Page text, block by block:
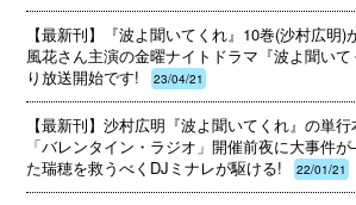
【最新刊】『波よ聞いてくれ』10巻(沙村広明
風花さん主演の金曜ナイトドラマ『波よ聞いて
り放送開始です!
23/04/21
【最新刊】沙村広明『波よ聞いてくれ』の単
「バレンタイン・ラジオ」開催前夜に大事件
た瑞穂を救うべくDJミナレが駆ける!
22/01/21